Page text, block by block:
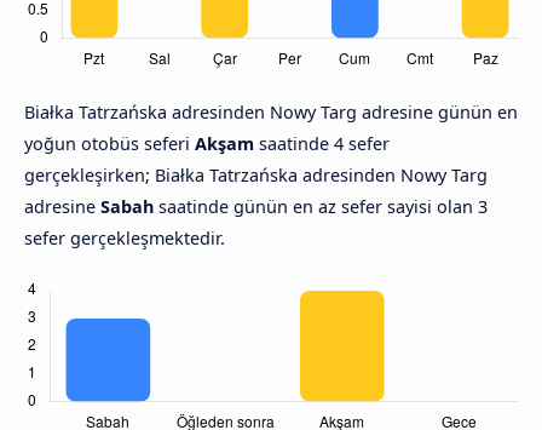
Białka Tatrzańska adresinden Nowy Targ adresine günün en
yoğun otobüs seferi Akşam saatinde 4 sefer
gerçekleşirken; Białka Tatrzańska adresinden Nowy Targ
adresine Sabah saatinde günün en az sefer sayisi olan 3
sefer gerçekleşmektedir.